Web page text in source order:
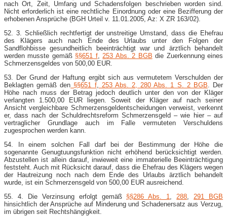
nach Ort, Zeit, Umfang und Schadensfolgen beschrieben worden sind.
Nicht erforderlich ist eine rechtliche Einordnung oder eine Bezifferung der
erhobenen Ansprüche (BGH Urteil v. 11.01.2005, Az: X ZR 163/02).
52. 3. Schließlich rechtfertigt der unstreitige Umstand, dass die Ehefrau
des Klägers auch nach Ende des Urlaubs unter den Folgen der
Sandflohbisse gesundheitlich beeinträchtigt war und ärztlich behandelt
werden musste gemäß §§651 f, 253 Abs. 2 BGB die Zuerkennung eines
Schmerzensgeldes von 500,00 EUR.
53. Der Grund der Haftung ergibt sich aus vermutetem Verschulden der
Beklagten gemäß den §§651 f, 253 Abs. 2, 280 Abs. 1 S. 2 BGB . Der
Höhe nach muss der Betrag jedoch deutlich unter den von der Kläger
verlangten 1.500,00 EUR liegen. Soweit der Kläger auf nach seiner
Ansicht vergleichbare Schmerzensgeldentscheidungen verweist, verkennt
er, dass nach der Schuldrechtsreform Schmerzensgeld – wie hier – auf
vertraglicher Grundlage auch im Falle vermuteten Verschuldens
zugesprochen werden kann.
54. In einem solchen Fall darf bei der Bestimmung der Höhe die
sogenannte Genugtuungsfunktion nicht erhöhend berücksichtigt werden.
Abzustellen ist allein darauf, inwieweit eine immaterielle Beeinträchtigung
feststeht. Auch mit Rücksicht darauf, dass die Ehefrau des Klägers wegen
der Hautreizung noch nach dem Ende des Urlaubs ärztlich behandelt
wurde, ist ein Schmerzensgeld von 500,00 EUR ausreichend.
55. 4. Die Verzinsung erfolgt gemäß §§286 Abs. 1 288
291 BGB
hinsichtlich der Ansprüche auf Minderung und Schadenersatz aus Verzug,
im übrigen seit Rechtshängigkeit.